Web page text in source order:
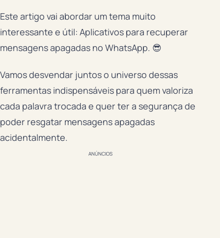
Este artigo vai abordar um tema muito
interessante e útil: Aplicativos para recuperar
mensagens apagadas no WhatsApp. 😎
Vamos desvendar juntos o universo dessas
ferramentas indispensáveis para quem valoriza
cada palavra trocada e quer ter a segurança de
poder resgatar mensagens apagadas
acidentalmente.
ANÚNCIOS